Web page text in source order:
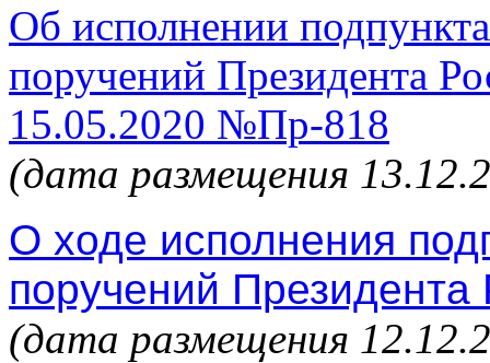
Об исполнении
поручений Президента
15.05.2020 №Пр-818
(дата размещения
О ходе исполнения
поручений
(дата размещения